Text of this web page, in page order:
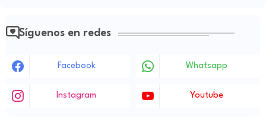
Síguenos en redes
Facebook Whatsapp
Instagram Youtube